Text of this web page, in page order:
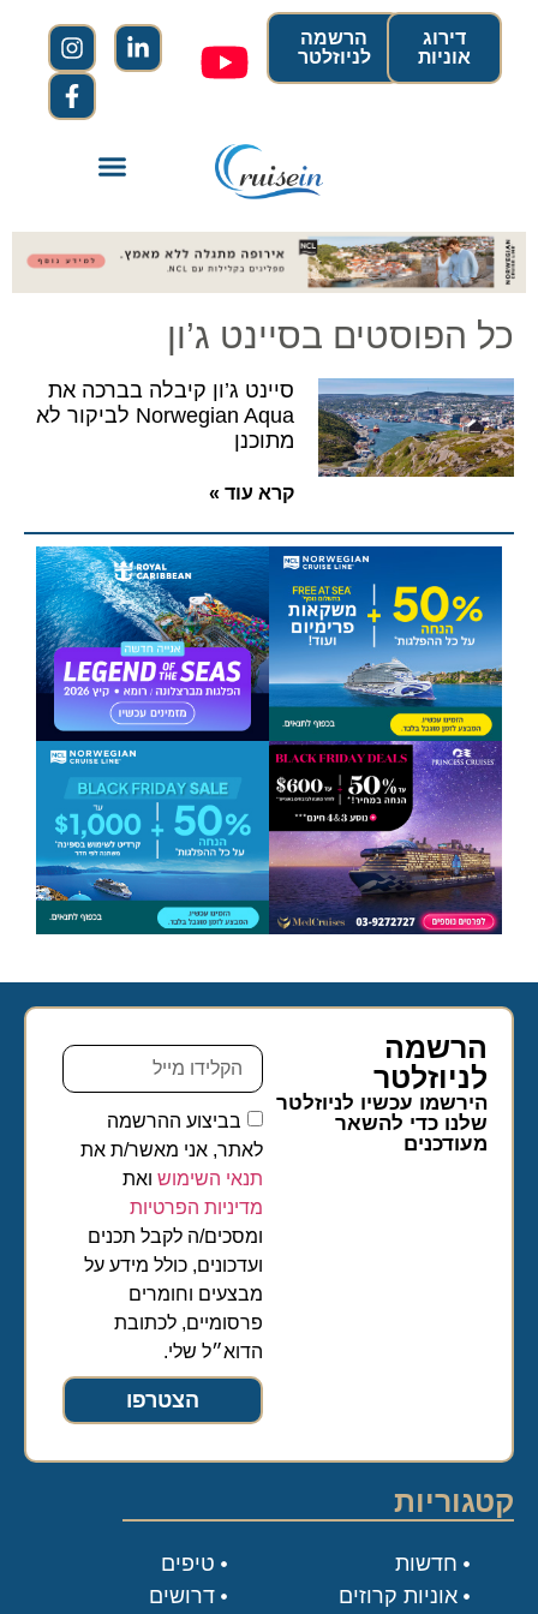
הרשמה
לניוזלטר
דירוג
אוניות
כל הפוסטים בסיינט ג’ון
סיינט ג’ון קיבלה בברכה את
Norwegian Aqua לביקור לא
מתוכנן
קרא עוד »
הרשמה
לניוזלטר​
הירשמו עכשיו לניוזלטר
שלנו כדי להשאר
מעודכנים
בביצוע ההרשמה
לאתר, אני מאשר/ת את
תנאי השימושואת
מדיניות הפרטיות
ומסכים/ה לקבל תכנים
ועדכונים, כולל מידע על
מבצעים וחומרים
פרסומיים, לכתובת
הדוא״ל שלי.
הצטרפו
קטגוריות
טיפים
דרושים
חדשות
אוניות קרוזים